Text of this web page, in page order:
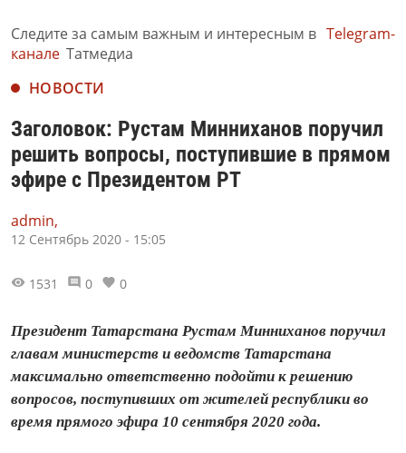
Следите за самым важным и интересным в Telegram-
канале Татмедиа
НОВОСТИ
Заголовок: Рустам Минниханов поручил
решить вопросы, поступившие в прямом
эфире с Президентом РТ
admin,
12 Сентябрь 2020 - 15:05
1531 0 0
Президент Татарстана Рустам Минниханов поручил
главам министерств и ведомств Татарстана
максимально ответственно подойти к решению
вопросов, поступивших от жителей республики во
время прямого эфира 10 сентября 2020 года.